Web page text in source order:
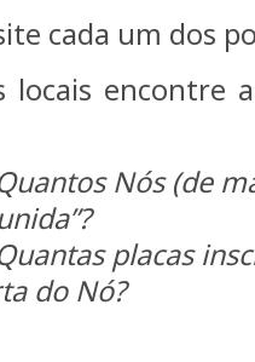
cada um dos
locais encontre
Nós (de
placas
do Nó?